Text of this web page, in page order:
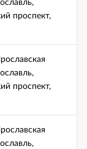
проспект,
проспект,